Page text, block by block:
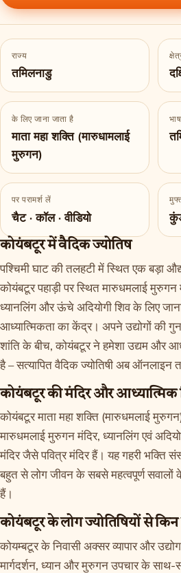
राज्य
तमिलनाडु
के लिए जाना जाता है
माता महा शक्ति (मारुधामलाई
मुरुगन)
पर परामर्श लें
चैट · कॉल · वीडियो
कोयंबटूर में वैदिक ज्योतिष
पश्चिमी घाट की तलहटी में स्थित एक बड़ा
कोयंबटूर पहाड़ी पर स्थित मारुधमलाई
ध्यानलिंग और ऊंचे अदियोगी शिव के लिए
आध्यात्मिकता का केंद्र। अपने उद्योगों की
शांति के बीच, कोयंबटूर ने हमेशा उद्यम और
है – सत्यापित वैदिक ज्योतिषी अब
कोयंबटूर की मंदिर और आध्यात्मिक
कोयंबटूर माता महा शक्ति (मारुधमलाई
मारुधमलाई मुरुगन मंदिर, ध्यानलिंग एवं
मंदिर जैसे पवित्र मंदिर हैं। यह गहरी भक्ति
बहुत से लोग जीवन के सबसे महत्वपूर्ण सवालों
हैं।
कोयंबटूर के लोग ज्योतिषियों से किन
कोयम्बटूर के निवासी अक्सर व्यापार और
मार्गदर्शन, ध्यान और मुरुगन उपचार के